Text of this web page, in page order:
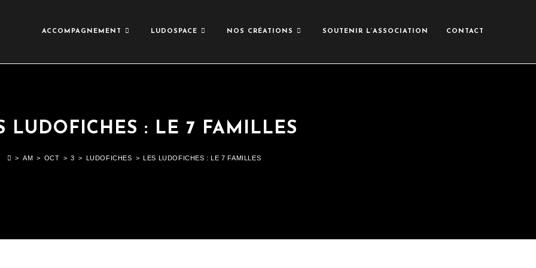
ACCOMPAGNEMENT LUDOSPACE NOS CRÉATIONS SOUTENIR L’ASSOCIATION CONTACT
LUDOFICHES : LE 7 FAMILLES
> AM > OCT > 3 > LUDOFICHES > LES LUDOFICHES : LE 7 FAMILLES